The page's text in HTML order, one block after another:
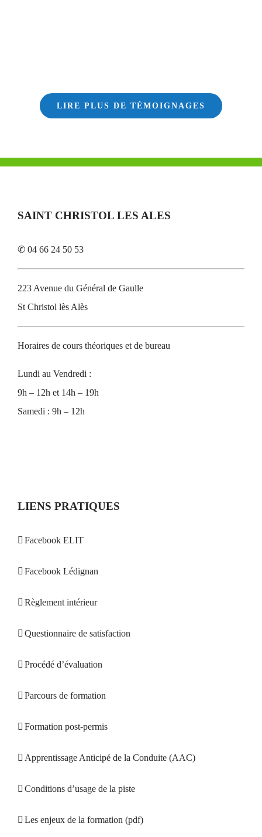
LIRE PLUS DE TÉMOIGNAGES
SAINT CHRISTOL LES ALES
✆ 04 66 24 50 53
223 Avenue du Général de Gaulle
St Christol lès Alès
Horaires de cours théoriques et de bureau
Lundi au Vendredi :
9h – 12h et 14h – 19h
Samedi : 9h – 12h
LIENS PRATIQUES
Facebook ELIT
Facebook Lédignan
Règlement intérieur
Questionnaire de satisfaction
Procédé d’évaluation
Parcours de formation
Formation post-permis
Apprentissage Anticipé de la Conduite (AAC)
Conditions d’usage de la piste
Les enjeux de la formation (pdf)